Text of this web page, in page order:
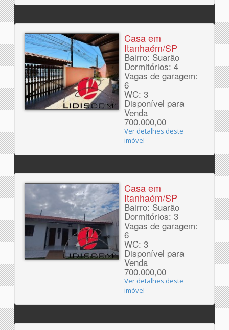
Casa em
Itanhaém/SP
Bairro: Suarão
Dormitórios: 4
Vagas de garagem:
6
WC: 3
Disponível para
Venda
700.000,00
Ver detalhes deste
imóvel
Casa em
Itanhaém/SP
Bairro: Suarão
Dormitórios: 3
Vagas de garagem:
6
WC: 3
Disponível para
Venda
700.000,00
Ver detalhes deste
imóvel